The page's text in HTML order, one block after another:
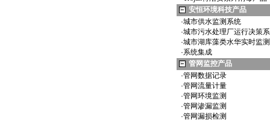
安恒环境科技产品
·城市供水监测系统
·城市污水处理厂运行决策
·城市湖库藻类水华实时监测
·系统集成
管网监控产品
·管网数据记录
·管网流量计量
·管网环境监测
·管网渗漏监测
·管网漏损检测